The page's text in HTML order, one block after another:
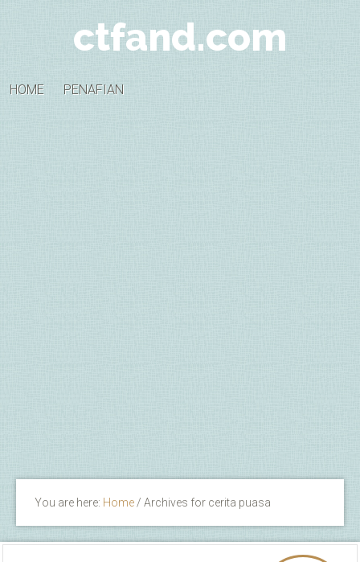
ctfand.com
HOME PENAFIAN
You are here: Home / Archives for cerita puasa